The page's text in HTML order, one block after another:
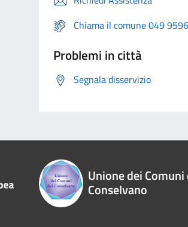
Chiama il comune 049
Problemi in città
Segnala disservizio
Unione dei Comuni
Conselvano